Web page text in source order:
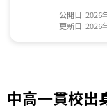
公開日: 2026
更新日: 2026
中高一貫校出